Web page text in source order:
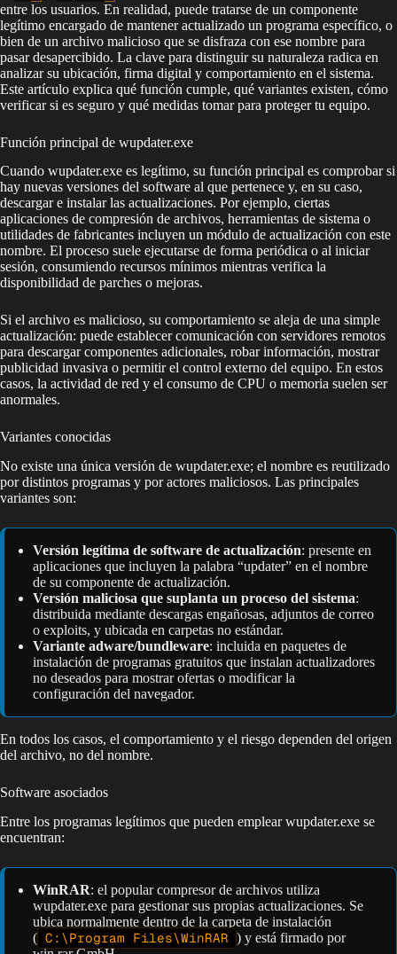
entre los usuarios. En realidad, puede tratarse de un componente
legítimo encargado de mantener actualizado un programa específico, o
bien de un archivo malicioso que se disfraza con ese nombre para
pasar desapercibido. La clave para distinguir su naturaleza radica en
analizar su ubicación, firma digital y comportamiento en el sistema.
Este artículo explica qué función cumple, qué variantes existen, cómo
verificar si es seguro y qué medidas tomar para proteger tu equipo.
Función principal de wupdater.exe
Cuando wupdater.exe es legítimo, su función principal es comprobar si
hay nuevas versiones del software al que pertenece y, en su caso,
descargar e instalar las actualizaciones. Por ejemplo, ciertas
aplicaciones de compresión de archivos, herramientas de sistema o
utilidades de fabricantes incluyen un módulo de actualización con este
nombre. El proceso suele ejecutarse de forma periódica o al iniciar
sesión, consumiendo recursos mínimos mientras verifica la
disponibilidad de parches o mejoras.
Si el archivo es malicioso, su comportamiento se aleja de una simple
actualización: puede establecer comunicación con servidores remotos
para descargar componentes adicionales, robar información, mostrar
publicidad invasiva o permitir el control externo del equipo. En estos
casos, la actividad de red y el consumo de CPU o memoria suelen ser
anormales.
Variantes conocidas
No existe una única versión de wupdater.exe; el nombre es reutilizado
por distintos programas y por actores maliciosos. Las principales
variantes son:
Versión legítima de software de actualización: presente en
aplicaciones que incluyen la palabra “updater” en el nombre
de su componente de actualización.
Versión maliciosa que suplanta un proceso del sistema:
distribuida mediante descargas engañosas, adjuntos de correo
o exploits, y ubicada en carpetas no estándar.
Variante adware/bundleware: incluida en paquetes de
instalación de programas gratuitos que instalan actualizadores
no deseados para mostrar ofertas o modificar la
configuración del navegador.
En todos los casos, el comportamiento y el riesgo dependen del origen
del archivo, no del nombre.
Software asociados
Entre los programas legítimos que pueden emplear wupdater.exe se
encuentran:
WinRAR: el popular compresor de archivos utiliza
wupdater.exe para gestionar sus propias actualizaciones. Se
ubica normalmente dentro de la carpeta de instalación
( C:\Program Files\WinRAR ) y está firmado por